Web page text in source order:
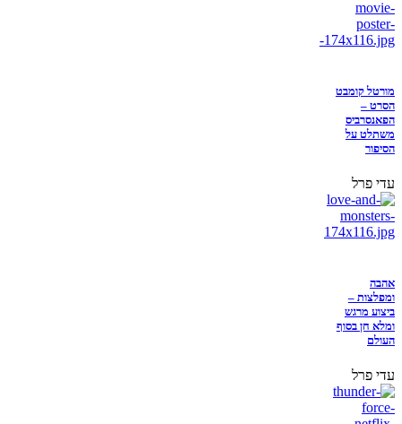
מורטל קומבט
הסרט –
הפאנסרביס
משתלט על
הסיפור
עדי פרל
אהבה
ומפלצות –
ביצוע מרגש
ומלא חן בסוף
העולם
עדי פרל